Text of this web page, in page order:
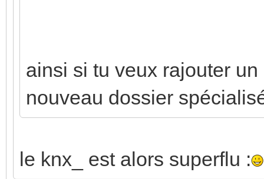
ainsi si tu veux rajouter
nouveau dossier
le knx_ est alors superflu :